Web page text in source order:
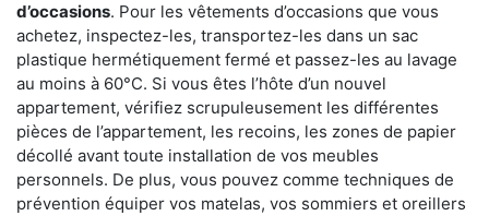
d’occasions. Pour les vêtements d’occasions que vous
achetez, inspectez-les, transportez-les dans un sac
plastique hermétiquement fermé et passez-les au lavage
au moins à 60°C. Si vous êtes l’hôte d’un nouvel
appartement, vérifiez scrupuleusement les différentes
pièces de l’appartement, les recoins, les zones de papier
décollé avant toute installation de vos meubles
personnels. De plus, vous pouvez comme techniques de
prévention équiper vos matelas, vos sommiers et oreillers